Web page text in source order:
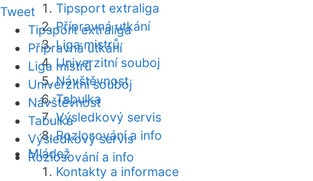
Tipsport extraliga
Přípravná utkání
Liga mistrů
Univerzitní souboj
Návštěvnost
Tabulka
Výsledkový servis
Rozlosování a info
Mládež
Kontakty a informace
Tweet
Tipsport extraliga
Přípravná utkání
Liga mistrů
Univerzitní souboj
Návštěvnost
Tabulka
Výsledkový servis
Rozlosování a info